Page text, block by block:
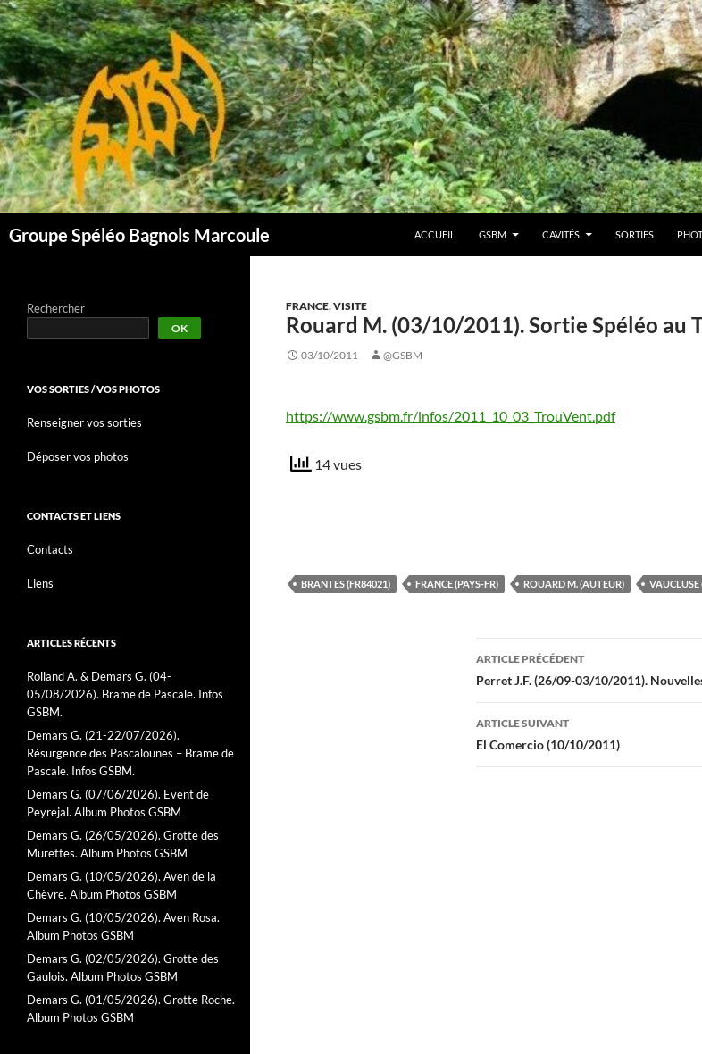
Aller
au
contenu
Groupe Spéléo Bagnols Marcoule ACCUEIL GSBM CAVITÉS SORTIES
FRANCE,VISITE
Rouard M. (03/10/2011). Sortie Spéléo au
03/10/2011 @GSBM
https://www.gsbm.fr/infos/2011_10_03_TrouVent.pdf
14 vues
BRANTES (FR84021) FRANCE (PAYS-FR) ROUARD M. (AUTEUR) VAUCLUSE
Navigation
des
articles
ARTICLE PRÉCÉDENT
Perret J.F. (26/09-03/10/2011).
ARTICLE SUIVANT
El Comercio (10/10/2011)
Rechercher
OK
VOS SORTIES / VOS PHOTOS
Renseigner vos sorties
Déposer vos photos
CONTACTS ET LIENS
Contacts
Liens
ARTICLES RÉCENTS
Rolland A. & Demars G. (04-
05/08/2026). Brame de Pascale. Infos
GSBM.
Demars G. (21-22/07/2026).
Résurgence des Pascalounes – Brame de
Pascale. Infos GSBM.
Demars G. (07/06/2026). Event de
Peyrejal. Album Photos GSBM
Demars G. (26/05/2026). Grotte des
Murettes. Album Photos GSBM
Demars G. (10/05/2026). Aven de la
Chèvre. Album Photos GSBM
Demars G. (10/05/2026). Aven Rosa.
Album Photos GSBM
Demars G. (02/05/2026). Grotte des
Gaulois. Album Photos GSBM
Demars G. (01/05/2026). Grotte Roche.
Album Photos GSBM